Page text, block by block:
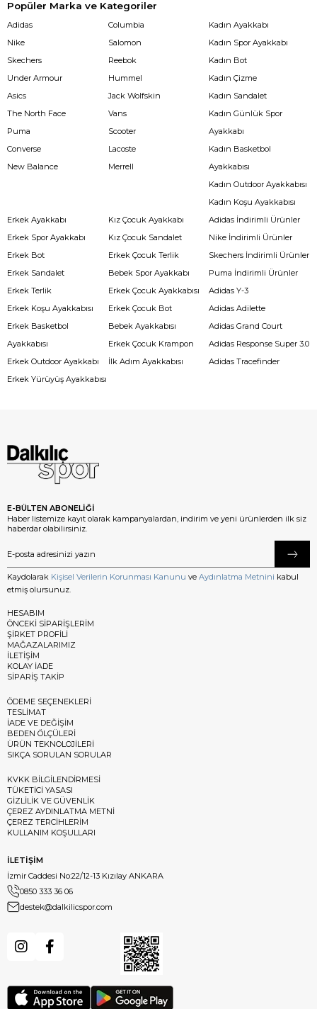
Popüler Marka ve Kategoriler
Adidas
Nike
Skechers
Under Armour
Asics
The North Face
Puma
Converse
New Balance
Columbia
Salomon
Reebok
Hummel
Jack Wolfskin
Vans
Scooter
Lacoste
Merrell
Kadın Ayakkabı
Kadın Spor Ayakkabı
Kadın Bot
Kadın Çizme
Kadın Sandalet
Kadın Günlük Spor
Ayakkabı
Kadın Basketbol
Ayakkabısı
Kadın Outdoor Ayakkabısı
Kadın Koşu Ayakkabısı
Erkek Ayakkabı
Erkek Spor Ayakkabı
Erkek Bot
Erkek Sandalet
Erkek Terlik
Erkek Koşu Ayakkabısı
Erkek Basketbol
Ayakkabısı
Erkek Outdoor Ayakkabı
Erkek Yürüyüş Ayakkabısı
Kız Çocuk Ayakkabı
Kız Çocuk Sandalet
Erkek Çocuk Terlik
Bebek Spor Ayakkabı
Erkek Çocuk Ayakkabısı
Erkek Çocuk Bot
Bebek Ayakkabısı
Erkek Çocuk Krampon
İlk Adım Ayakkabısı
Adidas İndirimli Ürünler
Nike İndirimli Ürünler
Skechers İndirimli Ürünler
Puma İndirimli Ürünler
Adidas Y-3
Adidas Adilette
Adidas Grand Court
Adidas Response Super 3.0
Adidas Tracefinder
E-BÜLTEN ABONELİĞİ
Haber listemize kayıt olarak kampanyalardan, indirim ve yeni ürünlerden ilk siz
haberdar olabilirsiniz.
Kaydolarak Kişisel Verilerin Korunması Kanunu ve Aydınlatma Metnini kabul
etmiş olursunuz.
HESABIM
ÖNCEKİ SİPARİŞLERİM
ŞİRKET PROFİLİ
MAĞAZALARIMIZ
İLETİŞİM
KOLAY İADE
SİPARİŞ TAKİP
ÖDEME SEÇENEKLERİ
TESLİMAT
İADE VE DEĞİŞİM
BEDEN ÖLÇÜLERİ
ÜRÜN TEKNOLOJİLERİ
SIKÇA SORULAN SORULAR
KVKK BİLGİLENDİRMESİ
TÜKETİCİ YASASI
GİZLİLİK VE GÜVENLİK
ÇEREZ AYDINLATMA METNİ
ÇEREZ TERCİHLERİM
KULLANIM KOŞULLARI
İLETİŞİM
İzmir Caddesi No:22/12-13 Kızılay ANKARA
0850 333 36 06
destek@dalkilicspor.com